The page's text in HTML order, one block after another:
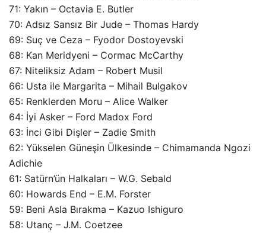
71: Yakın – Octavia E. Butler
70: Adsız Sansız Bir Jude – Thomas Hardy
69: Suç ve Ceza – Fyodor Dostoyevski
68: Kan Meridyeni – Cormac McCarthy
67: Niteliksiz Adam – Robert Musil
66: Usta ile Margarita – Mihail Bulgakov
65: Renklerden Moru – Alice Walker
64: İyi Asker – Ford Madox Ford
63: İnci Gibi Dişler – Zadie Smith
62: Yükselen Güneşin Ülkesinde – Chimamanda Ngozi
Adichie
61: Satürn’ün Halkaları – W.G. Sebald
60: Howards End – E.M. Forster
59: Beni Asla Bırakma – Kazuo Ishiguro
58: Utanç – J.M. Coetzee